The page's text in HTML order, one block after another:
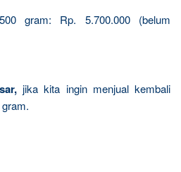
gram: Rp. 5.700.000 (belum
jika kita ingin menjual kembali